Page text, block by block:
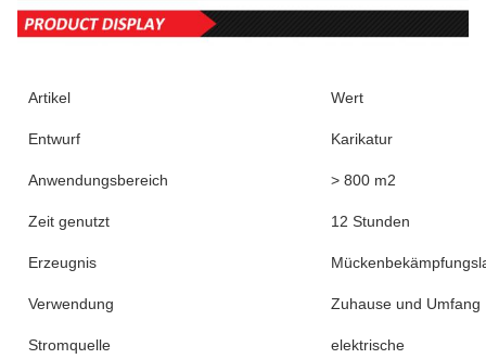
Artikel Wert
Entwurf Karikatur
Anwendungsbereich > 800 m2
Zeit genutzt 12 Stunden
Erzeugnis
Verwendung Zuhause und Umfang
Stromquelle elektrische